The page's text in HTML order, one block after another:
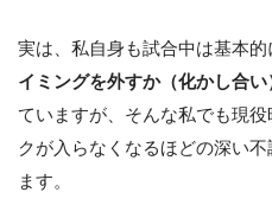
実は、私自身も試合中は基本的
イミングを外すか（化かし合い
ていますが、そんな私でも現
クが入らなくなるほどの深い
ます。